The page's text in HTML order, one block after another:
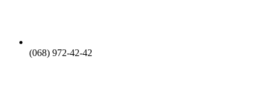
(068) 972-42-42